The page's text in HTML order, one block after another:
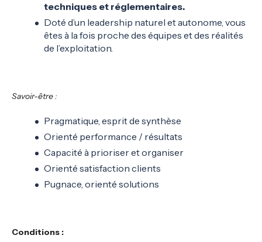
techniques et réglementaires.
Doté d’un leadership naturel et autonome, vous
êtes à la fois proche des équipes et des réalités
de l’exploitation.
Savoir-être :
Pragmatique, esprit de synthèse
Orienté performance / résultats
Capacité à prioriser et organiser
Orienté satisfaction clients
Pugnace, orienté solutions
Conditions :